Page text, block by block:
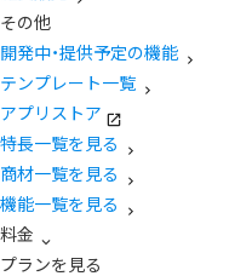
その他
開発中・提供予定の機能
テンプレート一覧
アプリストア
特長一覧を見る
商材一覧を見る
機能一覧を見る
料金
プランを見る